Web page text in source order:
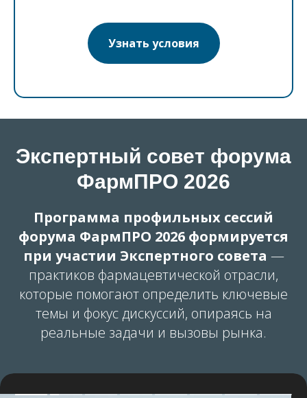
Узнать условия
Экспертный совет форума
ФармПРО 2026
Программа профильных сессий
форума ФармПРО 2026 формируется
при участии Экспертного совета —
практиков фармацевтической отрасли,
которые помогают определить ключевые
темы и фокус дискуссий, опираясь на
реальные задачи и вызовы рынка.